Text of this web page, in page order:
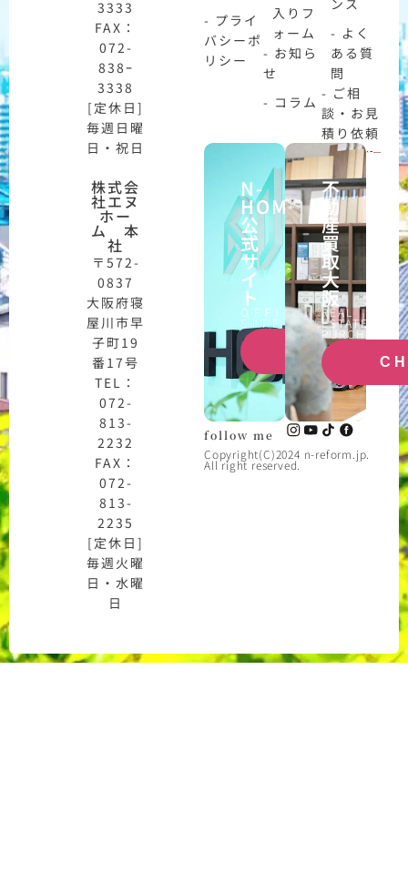
3333
FAX：
072-
838ｰ
3338
[定休日]
毎週日曜
日・祝日
株式会
社エヌ
ホー
ム 本
社
〒572-
0837
大阪府寝
屋川市早
子町19
番17号
TEL：
072-
813-
2232
FAX：
072-
813-
2235
[定休日]
毎週火曜
日・水曜
日
- プライ
バシーポ
リシー
入りフ
ォーム
- お知ら
せ
- コラム
- よく
ある質
問
- ご相
談・お見
積り依頼
N-
HOME
公
式
サ
イ
ト
OFFICIAL
SITE
CHECK
不
動
産
買
取
大
阪
REAL
ESTATE
PURCHASE
follow me
Copyright(C)2024 n-reform.jp.
All right reserved.